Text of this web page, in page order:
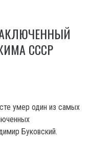
СССР
умер один из самых
Буковский.